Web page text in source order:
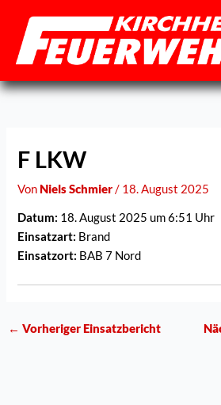
Inhalt
springen
F LKW
VonNiels Schmier/ 18. August 2025
Datum: 18. August 2025 um 6:51 Uhr
Einsatzart: Brand
Einsatzort: BAB 7 Nord
← Vorheriger Einsatzbericht